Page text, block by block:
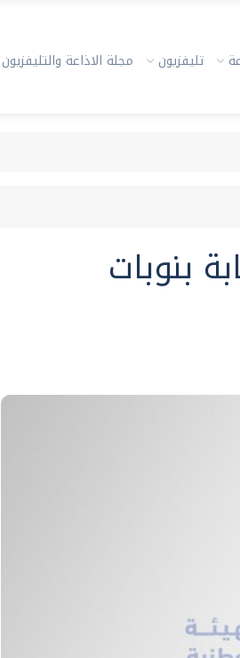
تليفزيون مجلة الاذاعة والتليفزيون
بنوبات